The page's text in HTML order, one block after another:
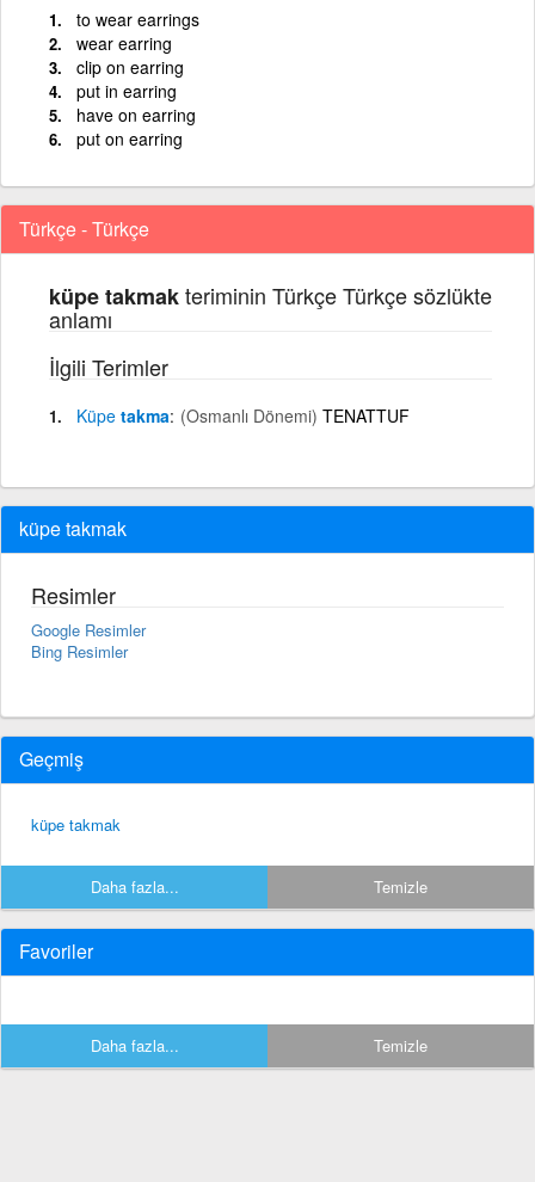
to wear earrings
wear earring
clip on earring
put in earring
have on earring
put on earring
Türkçe - Türkçe
küpe takmakteriminin Türkçe Türkçe sözlükte
anlamı
İlgili Terimler
Küpe takma (Osmanlı Dönemi) TENATTUF
küpe takmak
Resimler
Google Resimler
Bing Resimler
Geçmiş
küpe takmak
Daha fazla... Temizle
Favoriler
Daha fazla... Temizle